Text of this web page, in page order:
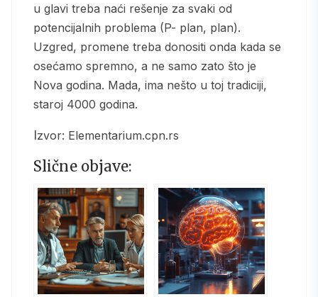
u glavi treba naći rešenje za svaki od
potencijalnih problema (P- plan, plan).
Uzgred, promene treba donositi onda kada se
osećamo spremno, a ne samo zato što je
Nova godina. Mada, ima nešto u toj tradiciji,
staroj 4000 godina.
Izvor: Elementarium.cpn.rs
Slične objave: